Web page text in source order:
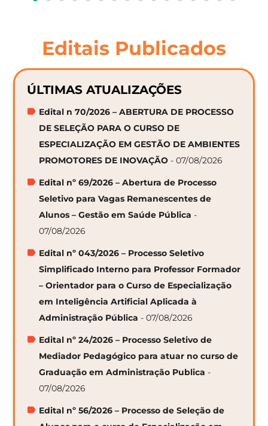
Editais Publicados
ÚLTIMAS ATUALIZAÇÕES
Edital n 70/2026 – ABERTURA DE PROCESSO
DE SELEÇÃO PARA O CURSO DE
ESPECIALIZAÇÃO EM GESTÃO DE AMBIENTES
PROMOTORES DE INOVAÇÃO - 07/08/2026
Edital nº 69/2026 – Abertura de Processo
Seletivo para Vagas Remanescentes de
Alunos – Gestão em Saúde Pública -
07/08/2026
Edital nº 043/2026 – Processo Seletivo
Simplificado Interno para Professor Formador
– Orientador para o Curso de Especialização
em Inteligência Artificial Aplicada à
Administração Pública - 07/08/2026
Edital nº 24/2026 – Processo Seletivo de
Mediador Pedagógico para atuar no curso de
Graduação em Administração Publica -
07/08/2026
Edital nº 56/2026 – Processo de Seleção de